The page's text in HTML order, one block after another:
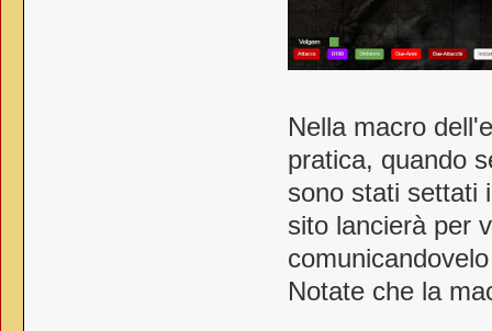
Nella macro
pratica, quando
sono stati settati
sito lancierà per
Notate che la